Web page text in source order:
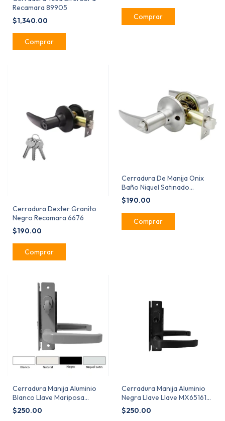
Recamara 89905
$1,340.00
Cerradura Dexter Granito
Negro Recamara 6676
$190.00
Cerradura De Manija Onix
Baño Niquel Satinado
Bruken MX67230
$190.00
Cerradura Manija Aluminio
Blanco Llave Mariposa
MX65179 TecnoMx Tipo 549
$250.00
Cerradura Manija Aluminio
Negra Llave Llave MX65161
TecnoMx Tipo 549
$250.00